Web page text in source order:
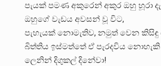
පැයක් පමණ අකුරෙන් අකුර ඔහු හූරා
ඔහුගේ වැඩය අවසන් වූ විට,
පැහැයක් නොමැතිව, නමුත් වෙන
බිත්තිය ඉස්මත්තේ ඒ පැරදවිය
ලෙනින් දිගුකල් දිනේවා!